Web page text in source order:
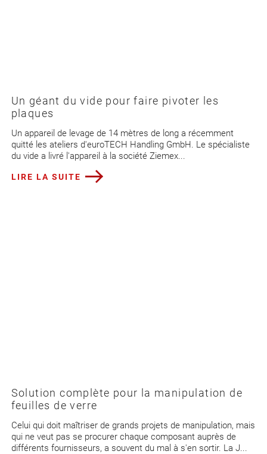
Un géant du vide pour faire pivoter les
plaques
Un appareil de levage de 14 mètres de long a récemment
quitté les ateliers d'euroTECH Handling GmbH. Le spécialiste
du vide a livré l'appareil à la société Ziemex...
LIRE LA SUITE
Solution complète pour la manipulation de
feuilles de verre
Celui qui doit maîtriser de grands projets de manipulation, mais
qui ne veut pas se procurer chaque composant auprès de
différents fournisseurs, a souvent du mal à s'en sortir. La J...